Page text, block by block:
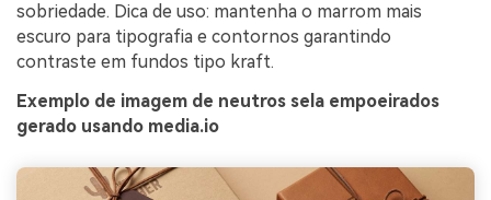
sobriedade. Dica de uso: mantenha o marrom mais
escuro para tipografia e contornos garantindo
contraste em fundos tipo kraft.
Exemplo de imagem de neutros sela empoeirados
gerado usando media.io